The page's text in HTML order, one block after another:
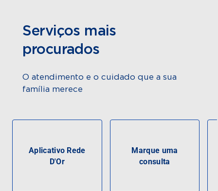
Serviços mais
procurados
O atendimento e o cuidado que a sua
família merece
Aplicativo Rede
D'Or
Marque uma
consulta